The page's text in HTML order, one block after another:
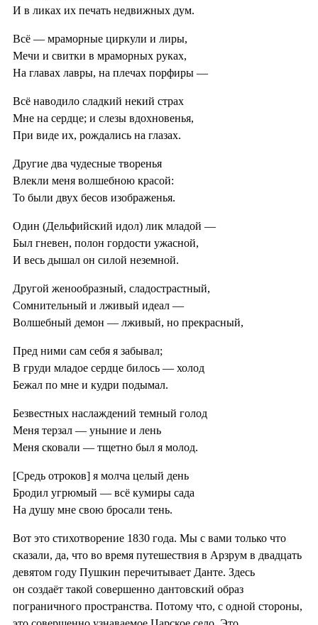
И в ликах их печать недвижных дум.
Всё — мраморные циркули и лиры,
Мечи и свитки в мраморных руках,
На главах лавры, на плечах порфиры —
Всё наводило сладкий некий страх
Мне на сердце; и слезы вдохновенья,
При виде их, рождались на глазах.
Другие два чудесные творенья
Влекли меня волшебною красой:
То были двух бесов изображенья.
Один (Дельфийский идол) лик младой —
Был гневен, полон гордости ужасной,
И весь дышал он силой неземной.
Другой женообразный, сладострастный,
Сомнительный и лживый идеал —
Волшебный демон — лживый, но прекрасный,
Пред ними сам себя я забывал;
В груди младое сердце билось — холод
Бежал по мне и кудри подымал.
Безвестных наслаждений темный голод
Меня терзал — уныние и лень
Меня сковали — тщетно был я молод.
[Средь отроков] я молча целый день
Бродил угрюмый — всё кумиры сада
На душу мне свою бросали тень.
Вот это стихотворение 1830 года. Мы с вами только что
сказали, да, что во время путешествия в Арзрум в двадцать
девятом году Пушкин перечитывает Данте. Здесь
он создаёт такой совершенно дантовский образ
пограничного пространства. Потому что, с одной стороны,